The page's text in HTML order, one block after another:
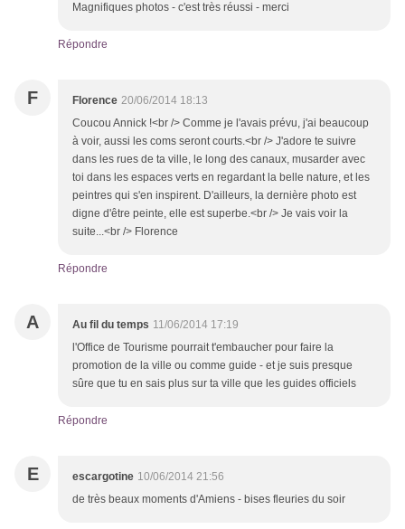
Magnifiques photos - c'est très réussi - merci
Répondre
F Florence 20/06/2014 18:13
Coucou Annick !<br /> Comme je l'avais prévu, j'ai beaucoup
à voir, aussi les coms seront courts.<br /> J'adore te suivre
dans les rues de ta ville, le long des canaux, musarder avec
toi dans les espaces verts en regardant la belle nature, et les
peintres qui s'en inspirent. D'ailleurs, la dernière photo est
digne d'être peinte, elle est superbe.<br /> Je vais voir la
suite...<br /> Florence
Répondre
A Au fil du temps 11/06/2014 17:19
l'Office de Tourisme pourrait t'embaucher pour faire la
promotion de la ville ou comme guide - et je suis presque
sûre que tu en sais plus sur ta ville que les guides officiels
Répondre
E escargotine 10/06/2014 21:56
de très beaux moments d'Amiens - bises fleuries du soir